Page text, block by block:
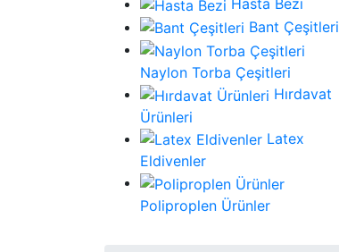
Hasta Bezi
Bant Çeşitleri
Naylon Torba Çeşitleri
Hırdavat
Ürünleri
Latex
Eldivenler
Poliproplen Ürünler